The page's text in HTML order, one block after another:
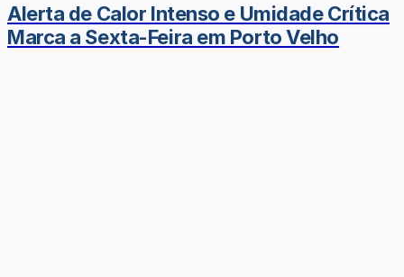
Alerta de Calor Intenso e Umidade Crítica
Marca a Sexta-Feira em Porto Velho